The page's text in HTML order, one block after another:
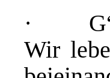
· G“tt
Wir